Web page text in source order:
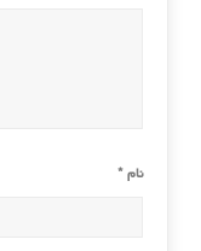
نام *